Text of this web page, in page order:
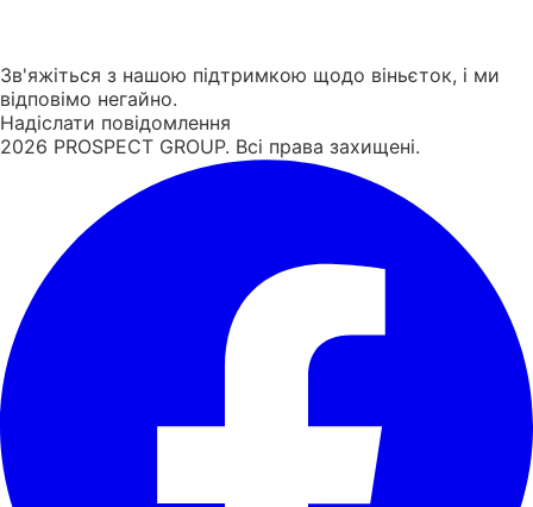
Зв'яжіться з нашою підтримкою щодо віньєток, і ми
відповімо негайно.
Надіслати повідомлення
2026 PROSPECT GROUP. Всі права захищені.